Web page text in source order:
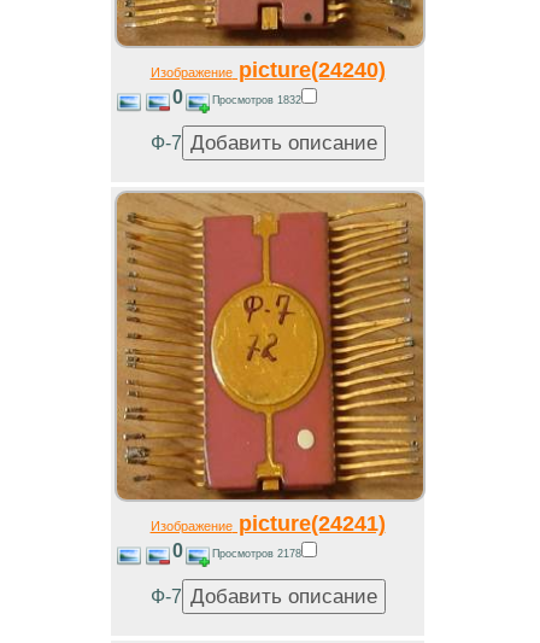
Изображениеpicture(24240)
0 Просмотров 1832
Ф-7
Изображениеpicture(24241)
0 Просмотров 2178
Ф-7